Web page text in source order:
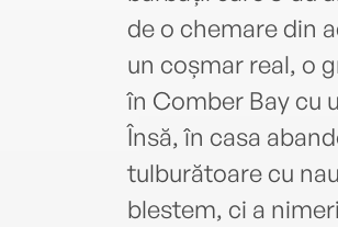
de o chemare din
un coșmar real, o
în Comber Bay cu
Însă, în casa
tulburătoare cu
blestem, ci a